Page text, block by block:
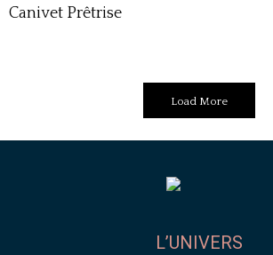
Canivet Prêtrise
Load More
Load More
L’UNIVERS